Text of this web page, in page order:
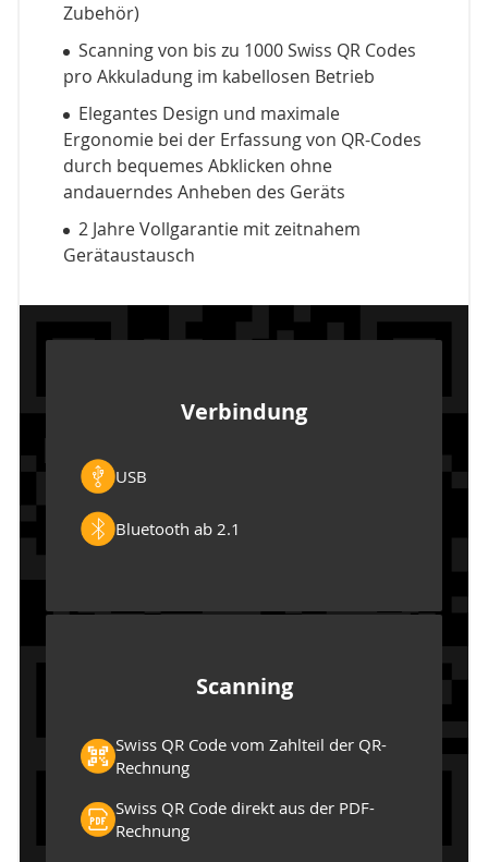
Zubehör)
Scanning von bis zu 1000 Swiss QR Codes
pro Akkuladung im kabellosen Betrieb
Elegantes Design und maximale
Ergonomie bei der Erfassung von QR-Codes
durch bequemes Abklicken ohne
andauerndes Anheben des Geräts
2 Jahre Vollgarantie mit zeitnahem
Gerätaustausch
Verbindung
USB
Bluetooth ab 2.1
Scanning
Swiss QR Code vom Zahlteil der QR-
Rechnung
Swiss QR Code direkt aus der PDF-
Rechnung